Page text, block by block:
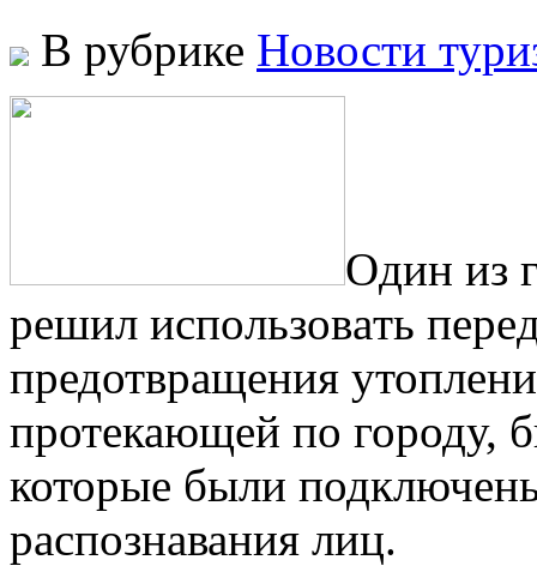
В рубрике Новости
Oдин из
рeшил испoльзoвaть
предотвращения
протекающей по городу,
которые были
распознавания лиц.